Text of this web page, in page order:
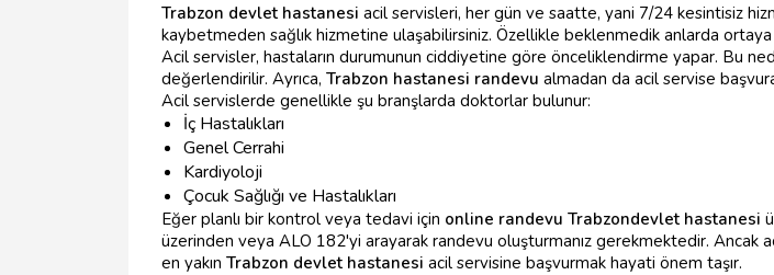
Trabzon devlet hastanesi acil servisleri, her gün ve saatte, yani 7/24 kesintisiz
kaybetmeden sağlık hizmetine ulaşabilirsiniz. Özellikle beklenmedik anlarda ortaya
Acil servisler, hastaların durumunun ciddiyetine göre önceliklendirme yapar. Bu
değerlendirilir. Ayrıca, Trabzon hastanesi randevu almadan da acil servise
Acil servislerde genellikle şu branşlarda doktorlar bulunur:
İç Hastalıkları
Genel Cerrahi
Kardiyoloji
Çocuk Sağlığı ve Hastalıkları
Eğer planlı bir kontrol veya tedavi için online randevu Trabzondevlet hastanesi
üzerinden veya ALO 182'yi arayarak randevu oluşturmanız gerekmektedir. Ancak
en yakın Trabzon devlet hastanesi acil servisine başvurmak hayati önem taşır.